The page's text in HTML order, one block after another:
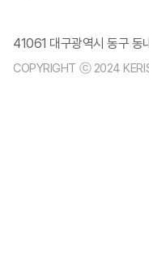
41061 대구광역시 동구
COPYRIGHT ⓒ 2024